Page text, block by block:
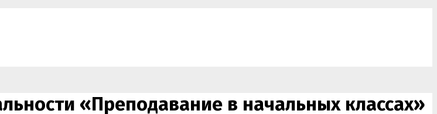
«Преподавание в начальных классах»